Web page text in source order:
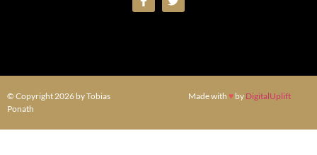
© Copyright 2026 by Tobias
Ponath
Made with ♥ by DigitalUplift